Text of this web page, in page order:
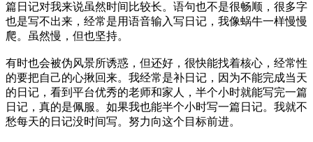
篇日记对我来说虽然时间比较长。语句也不是很畅顺，很多字
也是写不出来，经常是用语音输入写日记，我像蜗牛一样慢慢
爬。虽然慢，但也坚持。
有时也会被伪风景所诱惑，但还好，很快能找着核心，经常性
的要把自己的心揪回来。我经常是补日记，因为不能完成当天
的日记，看到平台优秀的老师和家人，半个小时就能写完一篇
日记，真的是佩服。如果我也能半个小时写一篇日记。我就不
愁每天的日记没时间写。努力向这个目标前进。